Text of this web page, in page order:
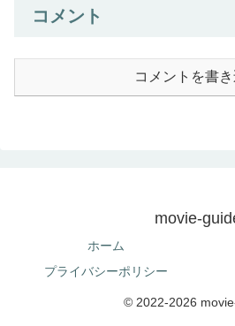
コメント
コメントを書
movie-
ホーム
プライバシーポリシー
© 2022-2026